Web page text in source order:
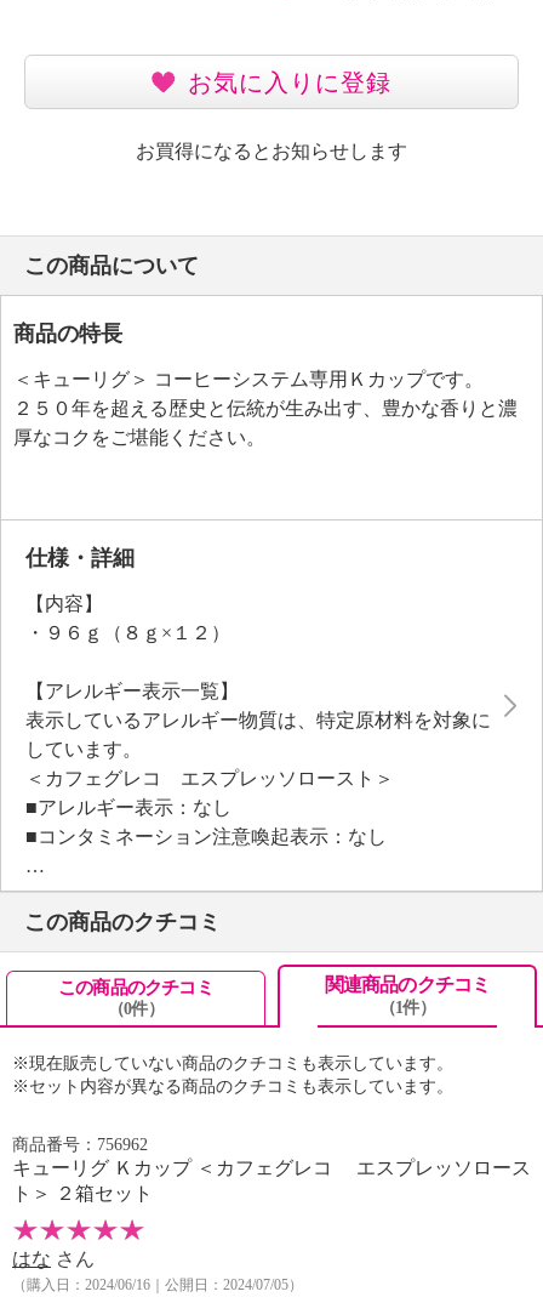
お気に入りに登録
お買得になるとお知らせします
この商品について
商品の特長
＜キューリグ＞ コーヒーシステム専用Ｋカップです。
２５０年を超える歴史と伝統が生み出す、豊かな香りと濃
厚なコクをご堪能ください。
仕様・詳細
【内容】
・９６ｇ（８ｇ×１２）
【アレルギー表示一覧】
表示しているアレルギー物質は、特定原材料を対象に
しています。
＜カフェグレコ エスプレッソロースト＞
■アレルギー表示：なし
■コンタミネーション注意喚起表示：なし
【原材料】
・コーヒー豆（生豆生産国名：インドネシア、コロン
ビア 他）
【保存方法】
【期限表示】
・開封前：商品記載の通り
・なし
【注意事項】
・抽出には専用機器をご使用下さい。
【加工地、原産国（地）】
＜加工地＞
この商品のクチコミ
この商品のクチコミ
（0件）
関連商品のクチコミ
（1件）
※現在販売していない商品のクチコミも表示しています。
※セット内容が異なる商品のクチコミも表示しています。
商品番号：756962
キューリグ Ｋカップ ＜カフェグレコ エスプレッソロース
ト＞ ２箱セット
はな さん
（購入日：2024/06/16｜公開日：2024/07/05）